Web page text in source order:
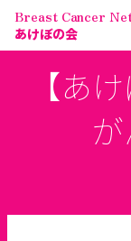
Breast Cancer
あけぼの会
【あ